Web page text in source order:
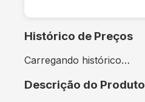
Histórico de Preços
Carregando histórico…
Descrição do Produto